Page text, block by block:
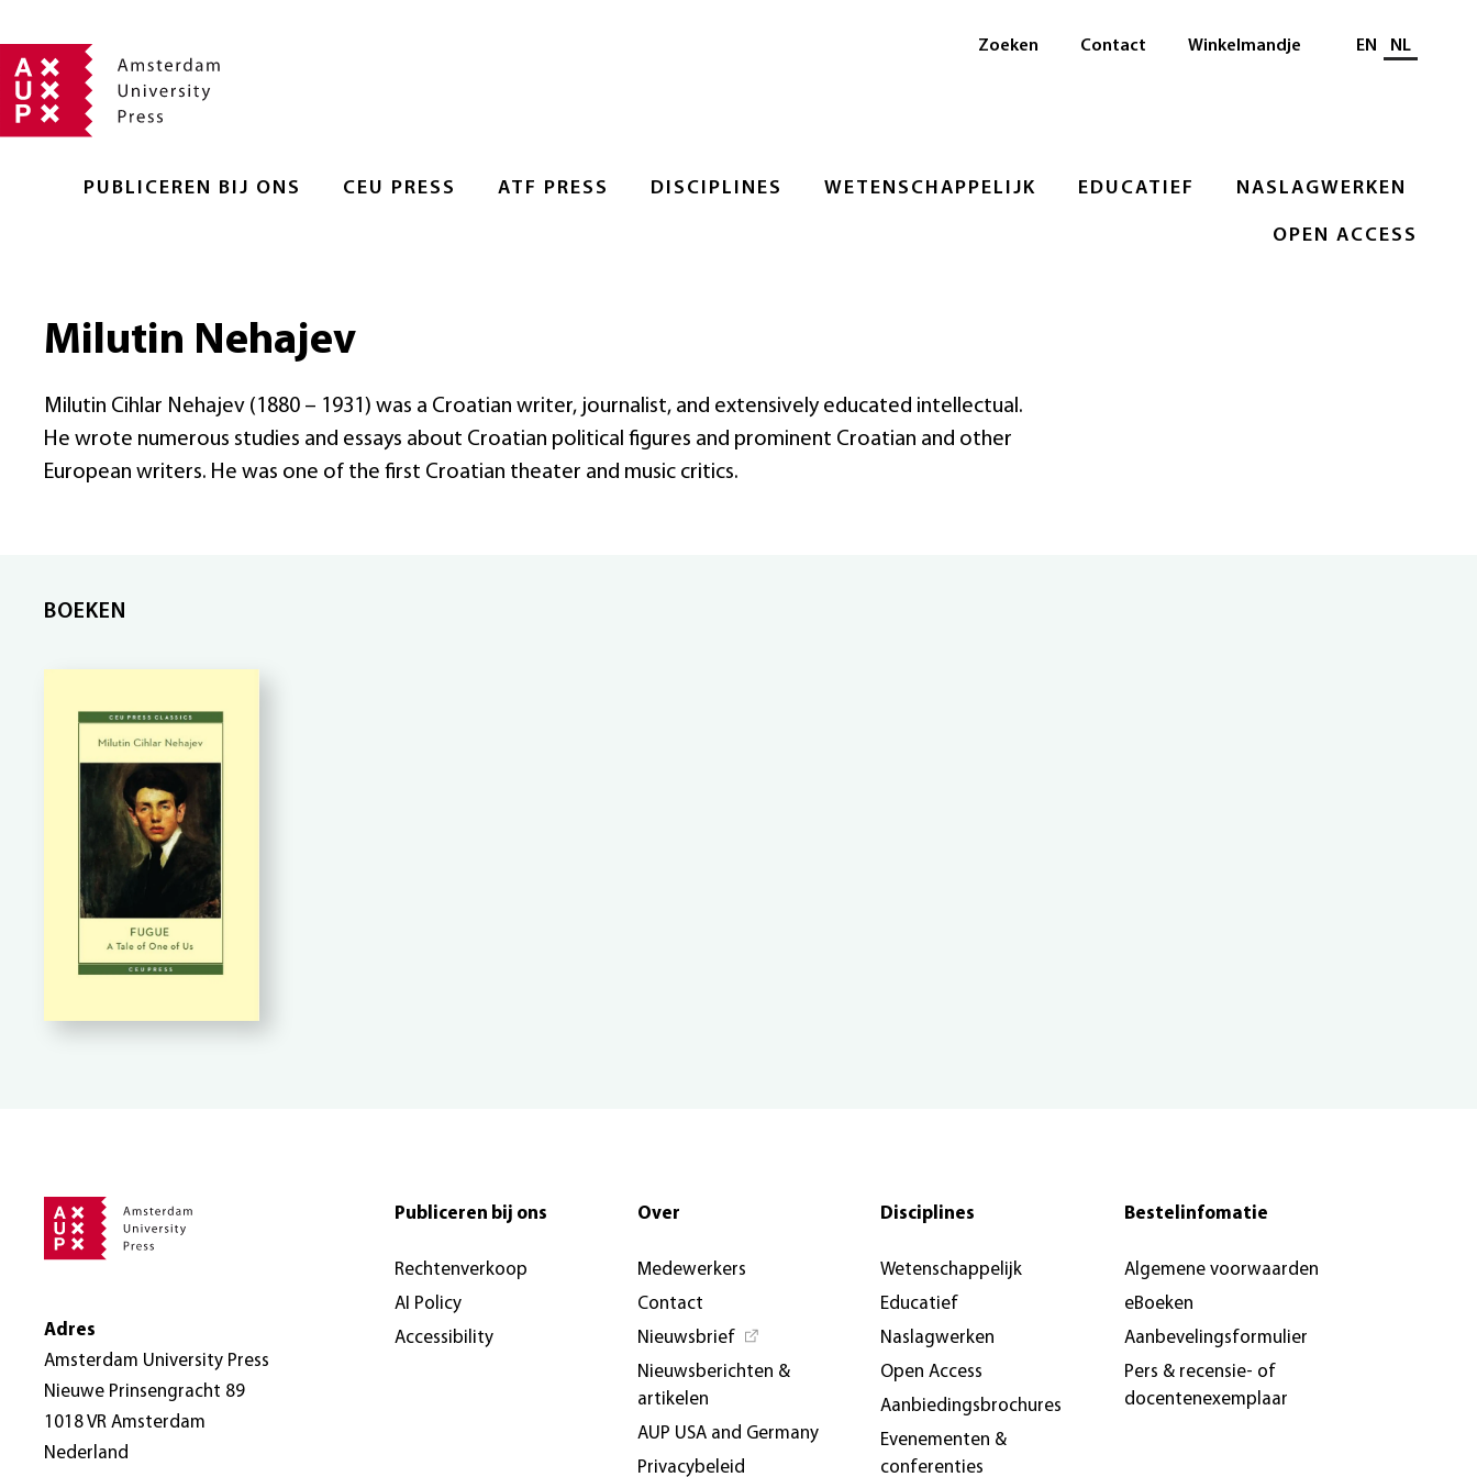
PUBLICEREN BIJ ONS CEU PRESS ATF PRESS DISCIPLINES WETENSCHAPPELIJK EDUCATIEF NASLAGWERKEN
OPEN ACCESS
Zoeken Contact Winkelmandje Selecteer taal
EN NL
Milutin Nehajev
Milutin Cihlar Nehajev (1880 – 1931) was a Croatian writer, journalist, and extensively educated intellectual.
He wrote numerous studies and essays about Croatian political figures and prominent Croatian and other
European writers. He was one of the first Croatian theater and music critics.
BOEKEN
Adres
Amsterdam University Press
Nieuwe Prinsengracht 89
1018 VR Amsterdam
Nederland
Publiceren bij ons
Rechtenverkoop
AI Policy
Accessibility
Over
Medewerkers
Contact
Nieuwsbrief
Nieuwsberichten &
artikelen
AUP USA and Germany
Privacybeleid
Disciplines
Wetenschappelijk
Educatief
Naslagwerken
Open Access
Aanbiedingsbrochures
Evenementen &
conferenties
Bestelinfomatie
Algemene voorwaarden
eBoeken
Aanbevelingsformulier
Pers & recensie- of
docentenexemplaar